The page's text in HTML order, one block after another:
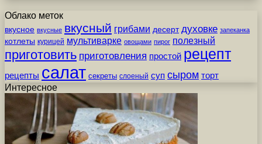
Облако меток
вкусное вкусные вкусный грибами десерт духовке запеканка
котлеты курицей мультиварке овощами пирог полезный
приготовить приготовления простой рецепт
рецепты салат секреты слоеный суп сыром торт
Интересное